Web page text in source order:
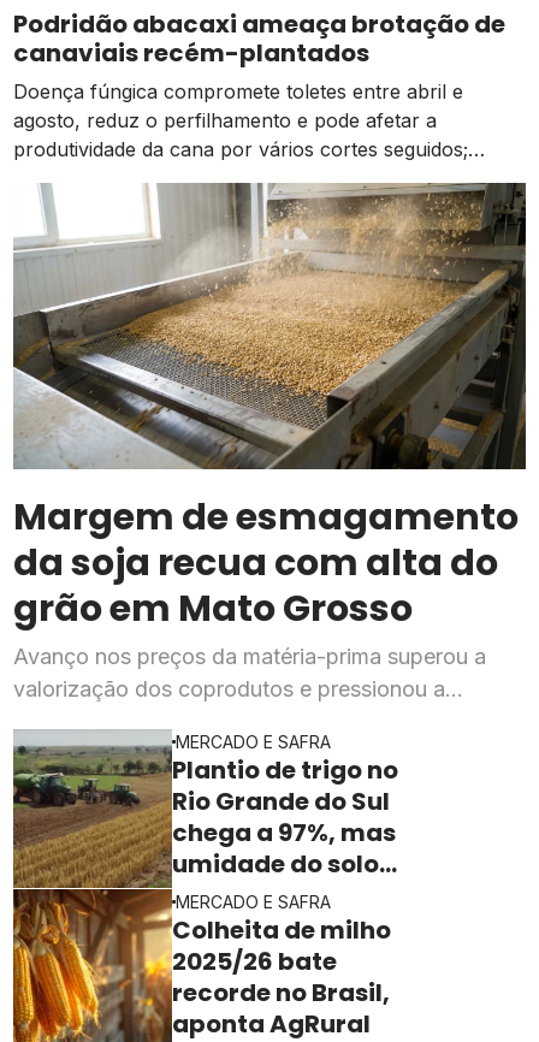
atividades estão ocorrendo de forma normal em
comparação à média dos […]
Podridão abacaxi ameaça brotação de
canaviais recém-plantados
Doença fúngica compromete toletes entre abril e
agosto, reduz o perfilhamento e pode afetar a
produtividade da cana por vários cortes seguidos;
prevenção começa na escolha das mudas
Margem de esmagamento
da soja recua com alta do
grão em Mato Grosso
Avanço nos preços da matéria-prima superou a
valorização dos coprodutos e pressionou a
segundo o ImeaMERCADO E SAFRA
Plantio de trigo no
Rio Grande do Sul
chega a 97%, mas
umidade do solo
ainda freia o ritmo
MERCADO E SAFRA
Colheita de milho
2025/26 bate
recorde no Brasil,
aponta AgRural